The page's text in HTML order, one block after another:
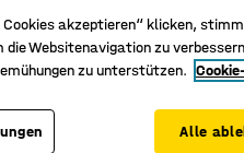
akzeptieren“ klicken,
die Websitenavigation zu
zu unterstützen.
Alle